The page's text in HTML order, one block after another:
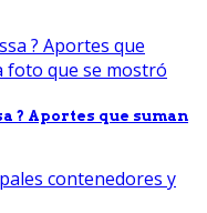
? Aportes que suman